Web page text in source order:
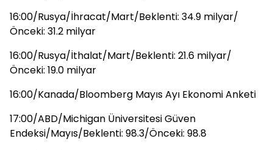
16:00/Rusya/İhracat/Mart/Beklenti: 34.9 milyar/
Önceki: 31.2 milyar
16:00/Rusya/İthalat/Mart/Beklenti: 21.6 milyar/
Önceki: 19.0 milyar
16:00/Kanada/Bloomberg Mayıs Ayı Ekonomi Anketi
17:00/ABD/Michigan Üniversitesi Güven
Endeksi/Mayıs/Beklenti: 98.3/Önceki: 98.8